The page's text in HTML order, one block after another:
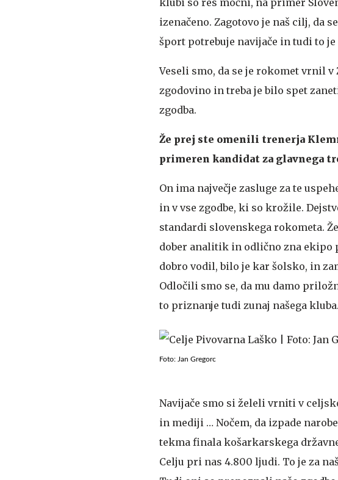
izenačeno. Zagotovo je naš cilj, da
šport potrebuje navijače in tudi to je
Veseli smo, da se je rokomet vrnil
zgodovino in treba je bilo spet
zgodba.
Že prej ste omenili trenerja
primeren kandidat za glavnega
On ima največje zasluge za te
in v vse zgodbe, ki so krožile.
standardi slovenskega rokometa.
dober analitik in odlično zna
dobro vodil, bilo je kar šolsko, in
Odločili smo se, da mu damo
to priznanje tudi zunaj našega kluba.
Foto: Jan Gregorc
Navijače smo si želeli vrniti v
in mediji … Nočem, da izpade
tekma finala košarkarskega
Celju pri nas 4.800 ljudi. To je za